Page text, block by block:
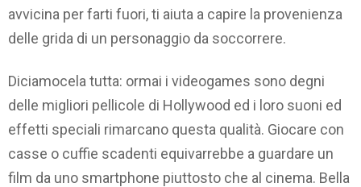
avvicina per farti fuori, ti aiuta a capire la provenienza
delle grida di un personaggio da soccorrere.
Diciamocela tutta: ormai i videogames sono degni
delle migliori pellicole di Hollywood ed i loro suoni ed
effetti speciali rimarcano questa qualità. Giocare con
casse o cuffie scadenti equivarrebbe a guardare un
film da uno smartphone piuttosto che al cinema. Bella